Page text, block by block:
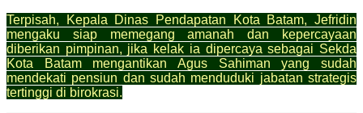
Terpisah, Kepala Dinas Pendapatan Kota Batam, Jefridin
mengaku siap memegang amanah dan kepercayaan
diberikan pimpinan, jika kelak ia dipercaya sebagai Sekda
Kota Batam mengantikan Agus Sahiman yang sudah
mendekati pensiun dan sudah menduduki jabatan strategis
tertinggi di birokrasi.